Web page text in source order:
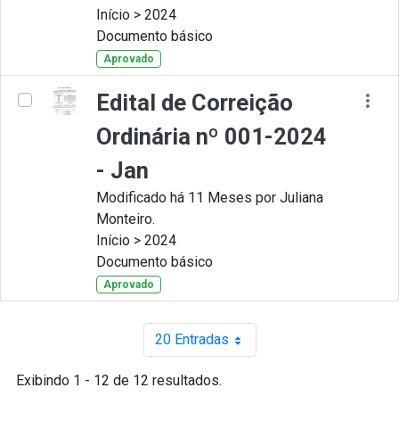
Início > 2024
Documento básico
Aprovado
Edital de Correição
Ordinária nº 001-2024
- Jan
Modificado há 11 Meses por Juliana
Monteiro.
Início > 2024
Documento básico
Aprovado
20 EntradasPor página
Exibindo 1 - 12 de 12 resultados.